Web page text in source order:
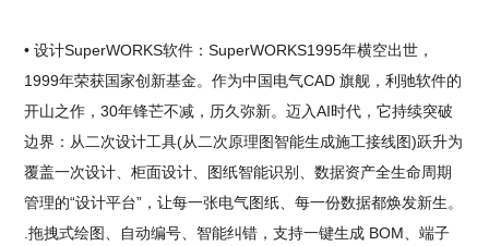
• 设计SuperWORKS软件：SuperWORKS1995年横空出世，
1999年荣获国家创新基金。作为中国电气CAD 旗舰，利驰软件的
开山之作，30年锋芒不减，历久弥新。迈入AI时代，它持续突破
边界：从二次设计工具(从二次原理图智能生成施工接线图)跃升为
覆盖一次设计、柜面设计、图纸智能识别、数据资产全生命周期
管理的“设计平台”，让每一张电气图纸、每一份数据都焕发新生。
.拖拽式绘图、自动编号、智能纠错，支持一键生成 BOM、端子